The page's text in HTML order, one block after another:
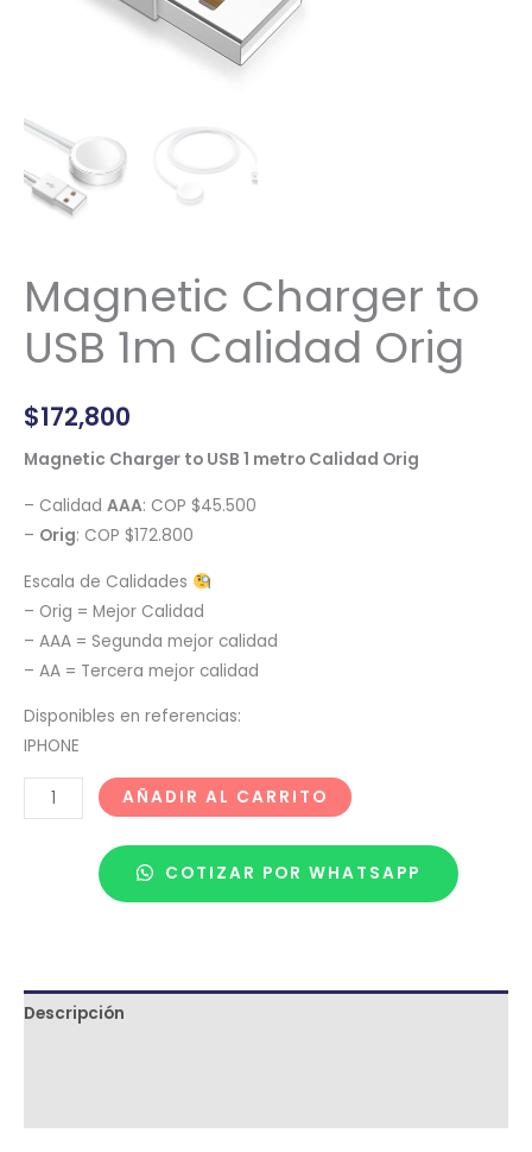
Magnetic Charger to
USB 1m Calidad Orig
$172,800
Magnetic Charger to USB 1 metro Calidad Orig
– Calidad AAA: COP $45.500
– Orig: COP $172.800
Escala de Calidades
– Orig = Mejor Calidad
– AAA = Segunda mejor calidad
– AA = Tercera mejor calidad
Disponibles en referencias:
IPHONE
AÑADIR AL CARRITO
COTIZAR POR WHATSAPP
Descripción